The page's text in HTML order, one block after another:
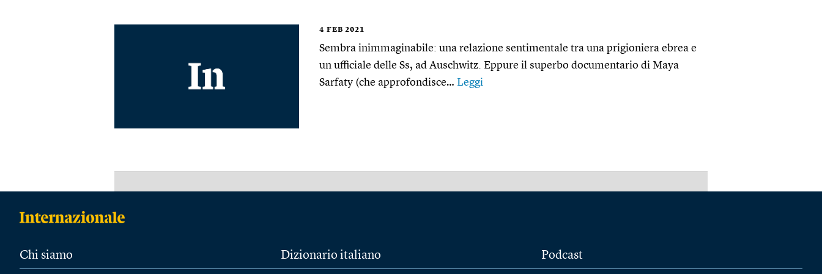
4 FEB 2021
Sembra inimmaginabile: una relazione sentimentale tra una prigioniera ebrea e
un ufficiale delle Ss, ad Auschwitz. Eppure il superbo documentario di Maya
Sarfaty (che approfondisce… Leggi
Chi siamo Dizionario italiano Podcast